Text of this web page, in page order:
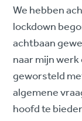
We hebben
lockdown
achtbaan
naar mijn
geworsteld
algemene
hoofd te